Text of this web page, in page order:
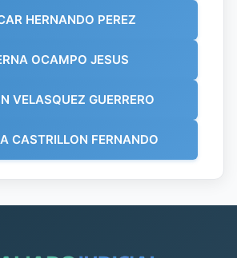
HERNANDO PEREZ
OCAMPO JESUS
VELASQUEZ GUERRERO
CASTRILLON FERNANDO